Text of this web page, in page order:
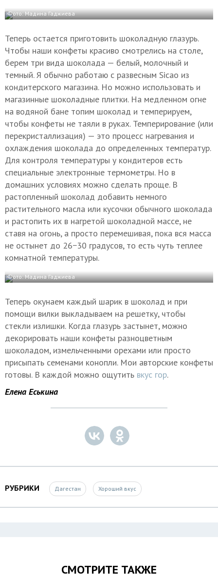
Фото: Мадина Гаджиева
Теперь остается приготовить шоколадную глазурь.
Чтобы наши конфеты красиво смотрелись на столе,
берем три вида шоколада — белый, молочный и
темный. Я обычно работаю с развесным Sicao из
кондитерского магазина. Но можно использовать и
магазинные шоколадные плитки. На медленном огне
на водяной бане топим шоколад и темперируем,
чтобы конфеты не таяли в руках. Темперирование (или
перекристаллизация) — это процесс нагревания и
охлаждения шоколада до определенных температур.
Для контроля температуры у кондитеров есть
специальные электронные термометры. Но в
домашних условиях можно сделать проще. В
растопленный шоколад добавить немного
растительного масла или кусочки обычного шоколада
и растопить их в нагретой шоколадной массе, не
ставя на огонь, а просто перемешивая, пока вся масса
не остынет до 26−30 градусов, то есть чуть теплее
комнатной температуры.
Фото: Мадина Гаджиева
Теперь окунаем каждый шарик в шоколад и при
помощи вилки выкладываем на решетку, чтобы
стекли излишки. Когда глазурь застынет, можно
декорировать наши конфеты разноцветным
шоколадом, измельченными орехами или просто
присыпать семенами конопли. Мои авторские конфеты
готовы. В каждой можно ощутить вкус гор.
Елена Еськина
РУБРИКИ Дагестан Хороший вкус
СМОТРИТЕ ТАКЖЕ